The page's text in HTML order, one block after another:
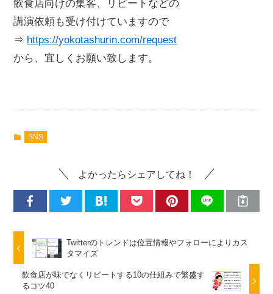
飲食店向けの集客、リピートなどの
講演依頼も受け付けていますので
⇒ https://yokotashurin.com/request
から、宜しくお願い致します。
SNS
よかったらシェアしてね！
Twitterのトレンドは位置情報やフォローによりカス
タマイズ
飲食店が味でなくリピートする10の仕組みで繁盛す
るコツ40